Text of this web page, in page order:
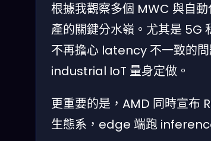
根據我觀察多個 MWC 與自
產的關鍵分水嶺。尤其是 5G
不再擔心 latency 不一致的
industrial IoT 量身定做。
更重要的是，AMD 同時宣布
生態系，edge 端跑